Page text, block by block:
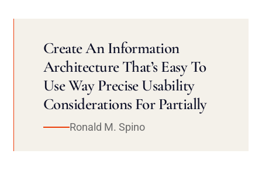
Create An Information
Architecture That’s Easy To
Use Way Precise Usability
Considerations For Partially
Ronald M. Spino